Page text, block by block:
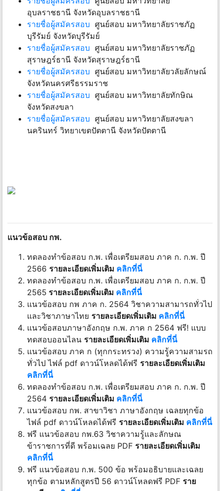
อุบลราชธานี จังหวัดอุบลราชธานี
รายชื่อผู้สมัครสอบ ศูนย์สอบ มหาวิทยาลัยราชภัฏ
บุรีรัมย์ จังหวัดบุรีรัมย์
รายชื่อผู้สมัครสอบ ศูนย์สอบ มหาวิทยาลัยราชภัฏ
สุราษฎร์ธานี จังหวัดสุราษฎร์ธานี
รายชื่อผู้สมัครสอบ ศูนย์สอบ มหาวิทยาลัยวลัยลักษณ์
จังหวัดนครศรีธรรมราช
รายชื่อผู้สมัครสอบ ศูนย์สอบ มหาวิทยาลัยทักษิณ
จังหวัดสงขลา
รายชื่อผู้สมัครสอบ ศูนย์สอบ มหาวิทยาลัยสงขลา
นครินทร์ วิทยาเขตปัตตานี จังหวัดปัตตานี
แนวข้อสอบ กพ.
ทดลองทำข้อสอบ ก.พ. เพื่อเตรียมสอบ ภาค ก. ก.พ. ปี
2566 รายละเอียดเพิ่มเติม คลิกที่นี่
ทดลองทำข้อสอบ ก.พ. เพื่อเตรียมสอบ ภาค ก. ก.พ. ปี
2565 รายละเอียดเพิ่มเติม คลิกที่นี่
แนวข้อสอบ กพ ภาค ก. 2564 วิชาความสามารถทั่วไป
และวิชาภาษาไทย รายละเอียดเพิ่มเติม คลิกที่นี่
แนวข้อสอบภาษาอังกฤษ ก.พ. ภาค ก 2564 ฟรี! แบบ
ทดสอบออนไลน รายละเอียดเพิ่มเติม คลิกที่นี่
แนวข้อสอบ ภาค ก (ทุกกระทรวง) ความรู้ความสามรถ
ทั่วไป ไฟล์ pdf ดาวน์โหลดได้ฟรี รายละเอียดเพิ่มเติม
คลิกที่นี่
ทดลองทำข้อสอบ ก.พ. เพื่อเตรียมสอบ ภาค ก. ก.พ. ปี
2564 รายละเอียดเพิ่มเติม คลิกที่นี่
แนวข้อสอบ กพ. สาขาวิชา ภาษาอังกฤษ เฉลยทุกข้อ
ไฟล์ pdf ดาวน์โหลดได้ฟรี รายละเอียดเพิ่มเติม คลิกที่นี่
ฟรี แนวข้อสอบ กพ.63 วิชาความรู้และลักษณ
ข้าราชการที่ดี พร้อมเฉลย PDF รายละเอียดเพิ่มเติม
คลิกที่นี่
ฟรี แนวข้อสอบ ก.พ. 500 ข้อ พร้อมอธิบายและเฉลย
ทุกข้อ ตามหลักสูตรปี 56 ดาวน์โหลดฟรี PDF ราย